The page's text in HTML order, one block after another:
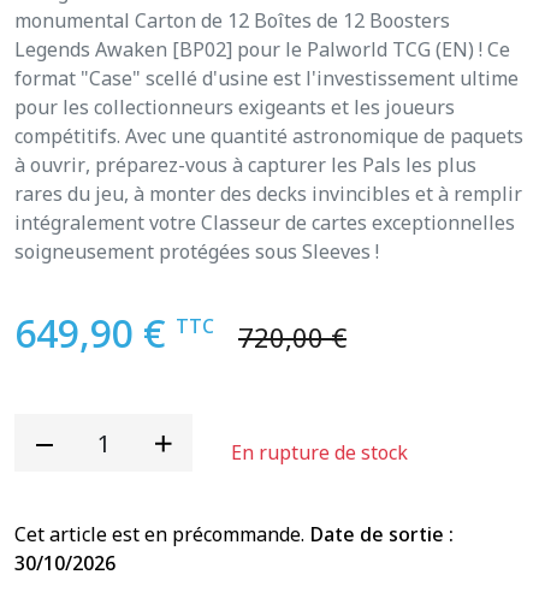
monumental Carton de 12 Boîtes de 12 Boosters
Legends Awaken [BP02] pour le Palworld TCG (EN) ! Ce
format "Case" scellé d'usine est l'investissement ultime
pour les collectionneurs exigeants et les joueurs
compétitifs. Avec une quantité astronomique de paquets
à ouvrir, préparez-vous à capturer les Pals les plus
rares du jeu, à monter des decks invincibles et à remplir
intégralement votre Classeur de cartes exceptionnelles
soigneusement protégées sous Sleeves !
649,90 € TTC 720,00 €
En rupture de stock
Cet article est en précommande. Date de sortie :
30/10/2026